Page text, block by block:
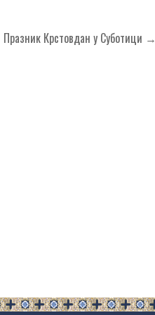
Празник Крстовдан у Суботици →